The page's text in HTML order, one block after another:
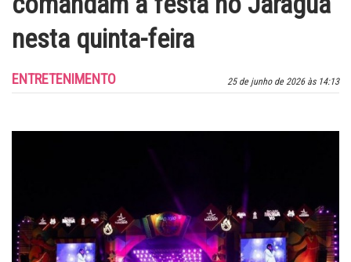
nesta quinta-feira
25 de junho de 2026 às 14:13
ENTRETENIMENTO